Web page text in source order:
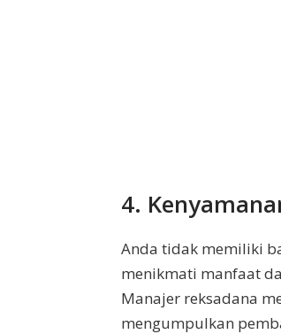
4.
Anda tidak memiliki
menikmati manfaat
Manajer reksadana
mengumpulkan